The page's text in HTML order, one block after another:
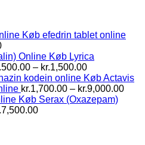
Køb efedrin tablet online
Prisinterval:
kr.600.00
til
kr.1,100.00
Køb Lyrica
500.00 – kr.1,500.00Prisinterval:
kr.500.00
til
kr.1,500.00
Køb Actavis
kr.1,700.00 – kr.9,000.00
Køb Serax (Oxazepam)
7,500.00Prisinterval: